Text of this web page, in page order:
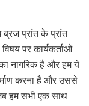
ब्रज प्रांत के प्रांत
पर कार्यकर्ताओं
नागरिक है और हम ये
करना है और उससे
हम सभी एक साथ